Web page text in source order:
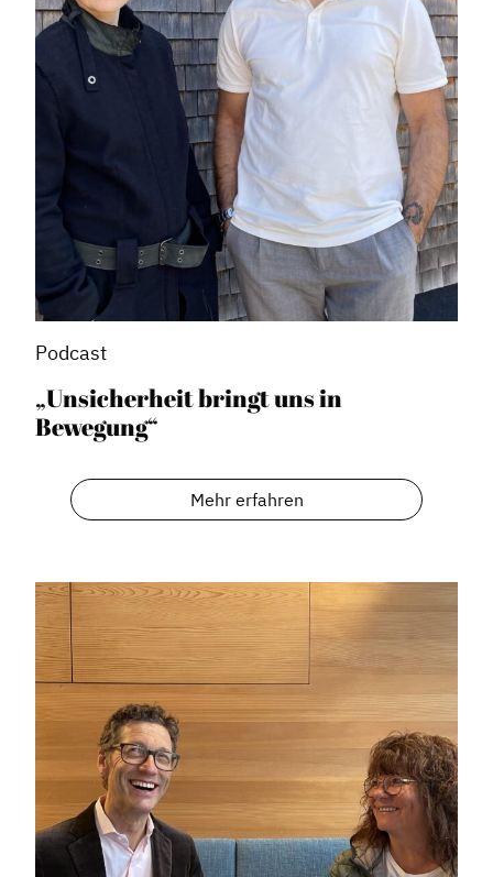
Dachverband
Geschichte des Dachverbandes
Vorstand
Podcast
„Unsicherheit bringt uns in
Bewegung“
Mehr erfahren